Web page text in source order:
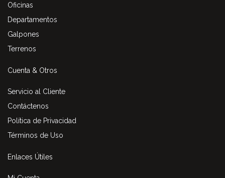
Oficinas
Departamentos
Galpones
Terrenos
Cuenta & Otros
Servicio al Cliente
Contáctenos
Política de Privacidad
Términos de Uso
Enlaces Útiles